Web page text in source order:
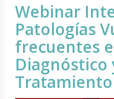
Webinar
Patologías
frecuentes
Diagnóstico
Tratamiento